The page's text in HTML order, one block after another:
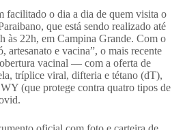
facilitado o dia a dia de quem visita o
que está sendo realizado até
às 22h, em Campina Grande. Com o
artesanato e vacina”, o mais recente
vacinal — com a oferta de
tríplice viral, difteria e tétano (dT),
(que protege contra quatro tipos de